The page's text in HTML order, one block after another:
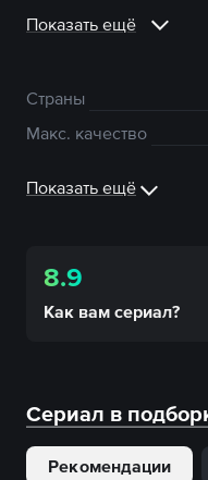
Показать ещё
Страны
Макс. качество
Показать ещё
8.9
Как вам сериал?
Сериал в
Рекомендации